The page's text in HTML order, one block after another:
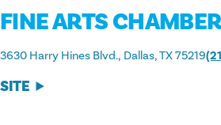
FINE ARTS
3630 Harry Hines Blvd. Dallas, TX 75219
SITE